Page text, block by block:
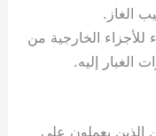
الغاز.
الخارجية من
الغبار إليه.
الذين يعملون على